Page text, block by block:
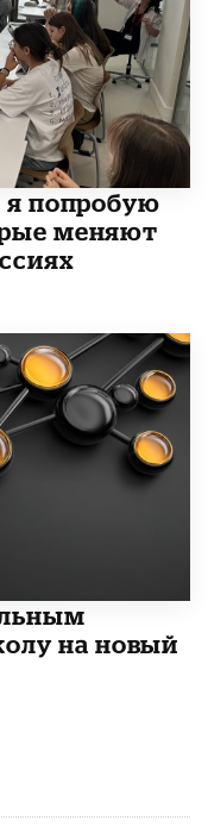
я попробую
меняют
на новый